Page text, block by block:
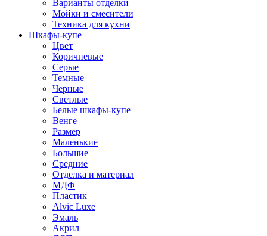
Варианты отделки
Мойки и смесители
Техника для кухни
Шкафы-купе
Цвет
Коричневые
Серые
Темные
Черные
Светлые
Белые шкафы-купе
Венге
Размер
Маленькие
Большие
Средние
Отделка и материал
МДФ
Пластик
Alvic Luxe
Эмаль
Акрил